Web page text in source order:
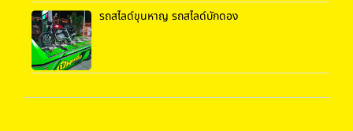
รถสไลด์ขุนหาญ รถสไลด์บักดอง